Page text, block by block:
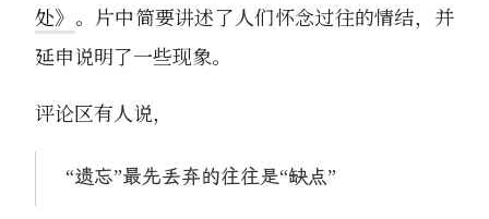
处》 。片中简要讲述了人们怀念过往的情结，并
延申说明了一些现象。
评论区有人说，
“遗忘”最先丢弃的往往是“缺点”